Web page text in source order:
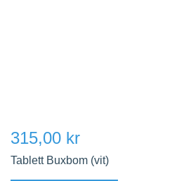
315,00 kr
Tablett Buxbom (vit)